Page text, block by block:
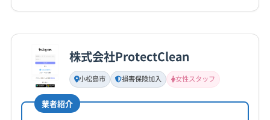
基本情報
代表者名
山下祥太郎
所在地
株式会社ProtectClean
小松島市 損害保険加入 女性スタッフ
業者紹介